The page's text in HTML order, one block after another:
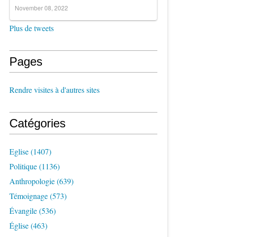
November 08, 2022
Plus de tweets
Pages
Rendre visites à d'autres sites
Catégories
Eglise(1407)
Politique(1136)
Anthropologie(639)
Témoignage(573)
Évangile(536)
Église(463)